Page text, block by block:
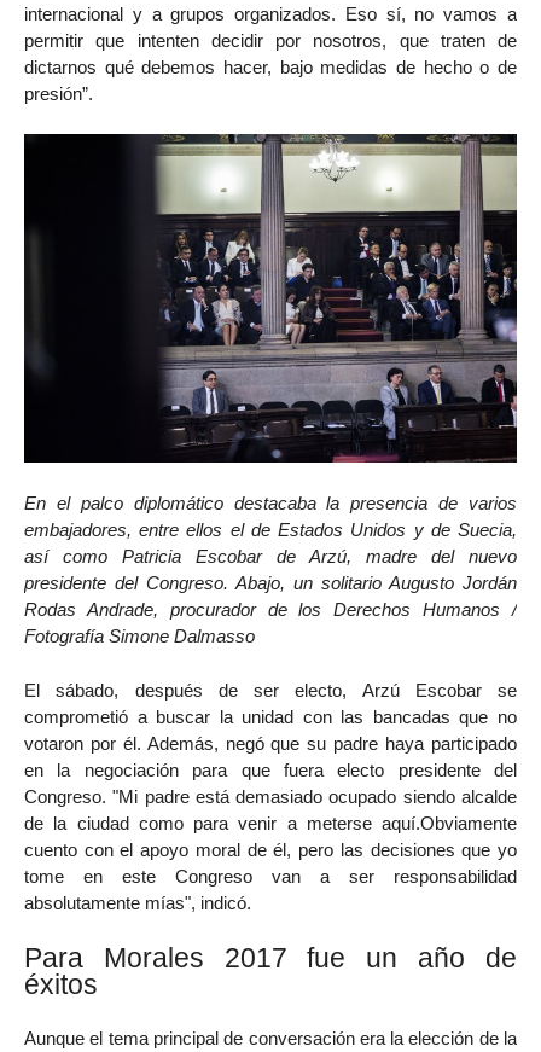
internacional y a grupos organizados. Eso sí, no vamos a
permitir que intenten decidir por nosotros, que traten de
dictarnos qué debemos hacer, bajo medidas de hecho o de
presión”.
En el palco diplomático destacaba la presencia de varios
embajadores, entre ellos el de Estados Unidos y de Suecia,
así como Patricia Escobar de Arzú, madre del nuevo
presidente del Congreso. Abajo, un solitario Augusto Jordán
Rodas Andrade, procurador de los Derechos Humanos /
Fotografía Simone Dalmasso
El sábado, después de ser electo, Arzú Escobar se
comprometió a buscar la unidad con las bancadas que no
votaron por él. Además, negó que su padre haya participado
en la negociación para que fuera electo presidente del
Congreso. "Mi padre está demasiado ocupado siendo alcalde
de la ciudad como para venir a meterse aquí.Obviamente
cuento con el apoyo moral de él, pero las decisiones que yo
tome en este Congreso van a ser responsabilidad
absolutamente mías", indicó.
Para Morales 2017 fue un año de
éxitos
Aunque el tema principal de conversación era la elección de la